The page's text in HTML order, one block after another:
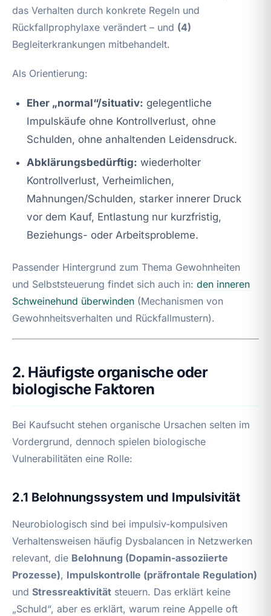
das Verhalten durch konkrete Regeln und
Rückfallprophylaxe verändert – und (4)
Begleiterkrankungen mitbehandelt.
Als Orientierung:
Eher „normal“/situativ: gelegentliche
Impulskäufe ohne Kontrollverlust, ohne
Schulden, ohne anhaltenden Leidensdruck.
Abklärungsbedürftig: wiederholter
Kontrollverlust, Verheimlichen,
Mahnungen/Schulden, starker innerer Druck
vor dem Kauf, Entlastung nur kurzfristig,
Beziehungs- oder Arbeitsprobleme.
Passender Hintergrund zum Thema Gewohnheiten
und Selbststeuerung findet sich auch in: den inneren
Schweinehund überwinden (Mechanismen von
Gewohnheitsverhalten und Rückfallmustern).
2. Häufigste organische oder
biologische Faktoren
Bei Kaufsucht stehen organische Ursachen selten im
Vordergrund, dennoch spielen biologische
Vulnerabilitäten eine Rolle:
2.1 Belohnungssystem und Impulsivität
Neurobiologisch sind bei impulsiv‑kompulsiven
Verhaltensweisen häufig Dysbalancen in Netzwerken
relevant, die Belohnung (Dopamin-assoziierte
Prozesse), Impulskontrolle (präfrontale Regulation)
und Stressreaktivität steuern. Das erklärt keine
„Schuld“, aber es erklärt, warum reine Appelle oft